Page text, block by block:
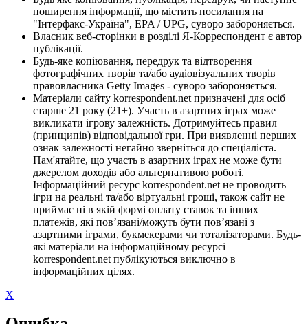
поширення інформації, що містить посилання на
"Інтерфакс-Україна", EPA / UPG, суворо забороняється.
Власник веб-сторінки в розділі Я-Корреспондент є автор
публікації.
Будь-яке копіювання, передрук та відтворення
фотографічних творів та/або аудіовізуальних творів
правовласника Getty Images - суворо забороняється.
Матеріали сайту korrespondent.net призначені для осіб
старше 21 року (21+). Участь в азартних іграх може
викликати ігрову залежність. Дотримуйтесь правил
(принципів) відповідальної гри. При виявленні перших
ознак залежності негайно зверніться до спеціаліста.
Пам'ятайте, що участь в азартних іграх не може бути
джерелом доходів або альтернативою роботі.
Інформаційний ресурс korrespondent.net не проводить
ігри на реальні та/або віртуальні гроші, також сайт не
приймає ні в якій формі оплату ставок та інших
платежів, які пов’язані/можуть бути пов’язані з
азартними іграми, букмекерами чи тоталізаторами. Будь-
які матеріали на інформаційному ресурсі
korrespondent.net публікуються виключно в
інформаційних цілях.
X